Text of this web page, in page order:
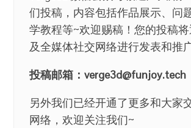
们投稿，内容包括作品展示、问
学教程等~欢迎赐稿！您的投稿
及全媒体社交网络进行发表和推广
投稿邮箱：verge3d@funjoy.tech
另外我们已经开通了更多和大家
网络，欢迎关注我们~